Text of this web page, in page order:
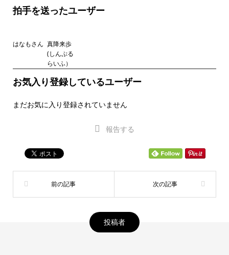
拍手を送ったユーザー
はなもさん 真降来歩
(しんぷる
らいふ）
お気入り登録しているユーザー
まだお気に入り登録されていません
報告する
投稿者